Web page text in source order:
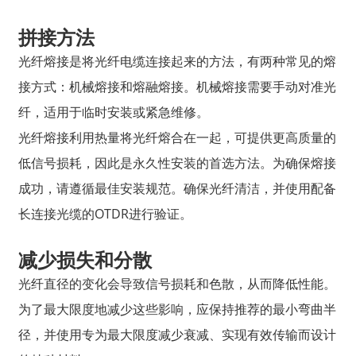
拼接方法
光纤熔接是将光纤电缆连接起来的方法，有两种常见的熔
接方式：机械熔接和熔融熔接。机械熔接需要手动对准光
纤，适用于临时安装或紧急维修。
光纤熔接利用热量将光纤熔合在一起，可提供更高质量的
低信号损耗，因此是永久性安装的首选方法。为确保熔接
成功，请遵循最佳安装规范。确保光纤清洁，并使用配备
长连接光缆的OTDR进行验证。
减少损失和分散
光纤直径的变化会导致信号损耗和色散，从而降低性能。
为了最大限度地减少这些影响，应保持推荐的最小弯曲半
径，并使用专为最大限度减少衰减、实现有效传输而设计